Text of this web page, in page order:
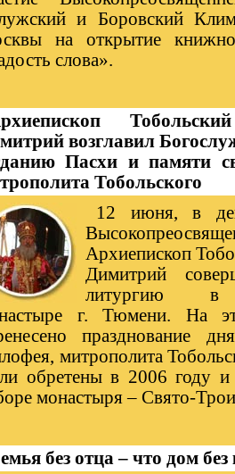
и Боровский
на открытие
слова».
возглавил
Пасхи и памяти
Тобольского
12 июня, в
Архиепископ
Димитрий
литургию в
г. Тюмени. На
празднование
митрополита
обретены в 2006 году и
монастыря – Свято-
без отца – что дом